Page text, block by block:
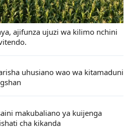
ajifunza ujuzi wa kilimo nchini
uhusiano wao wa kitamaduni
makubaliano ya kuijenga
cha kikanda